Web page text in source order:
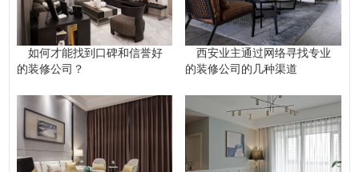
如何才能找到口碑和信誉好
的装修公司？
西安业主通过网络寻找专业
的装修公司的几种渠道